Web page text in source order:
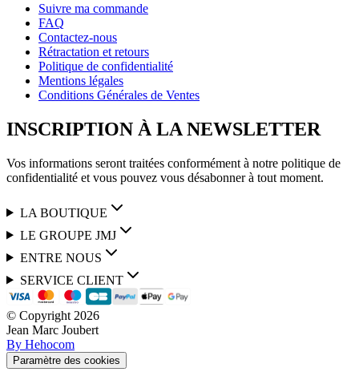
Suivre ma commande
FAQ
Contactez-nous
Rétractation et retours
Politique de confidentialité
Mentions légales
Conditions Générales de Ventes
INSCRIPTION À LA NEWSLETTER
Vos informations seront traitées conformément à notre politique de
confidentialité et vous pouvez vous désabonner à tout moment.
LA BOUTIQUE
LE GROUPE JMJ
ENTRE NOUS
SERVICE CLIENT
© Copyright 2026
Jean Marc Joubert
By Hehocom
Paramètre des cookies